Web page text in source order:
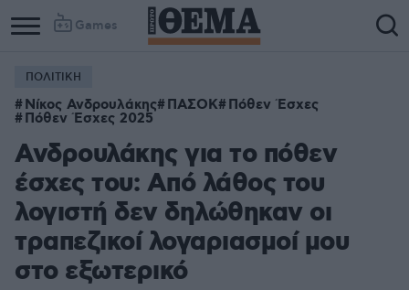
Games
Column
1
Column
2
ΠΟΛΙΤΙΚΗ
Νίκος Ανδρουλάκης ΠΑΣΟΚ Πόθεν Έσχες
Πόθεν Έσχες 2025
Ανδρουλάκης για το πόθεν
έσχες του: Από λάθος του
λογιστή δεν δηλώθηκαν οι
τραπεζικοί λογαριασμοί μου
στο εξωτερικό